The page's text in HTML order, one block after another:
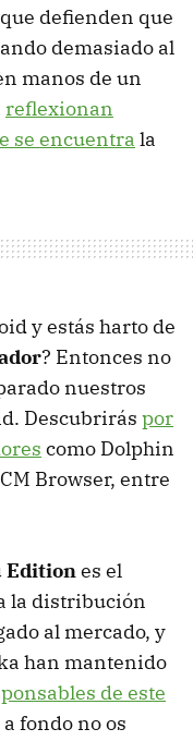
defienden que
demasiado al
manos de un
reflexionan
se encuentra la
y estás harto de
? Entonces no
nuestros
Descubrirás por
como Dolphin
Browser, entre
Edition es el
la distribución
al mercado, y
han mantenido
de este
fondo no os